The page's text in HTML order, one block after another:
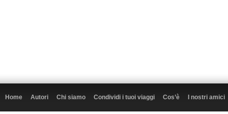
Home Autori Chi siamo Condividi i tuoi viaggi Cos’è I nostri amici